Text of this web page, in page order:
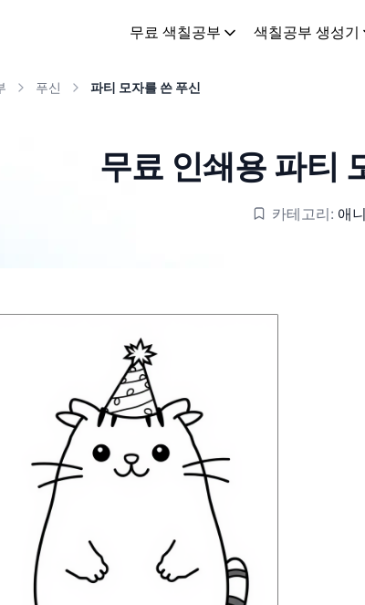
무료 색칠공부 색칠공부 생성기
푸신 파티 모자를 쓴 푸신
무료 인쇄용 파티
카테고리: 애